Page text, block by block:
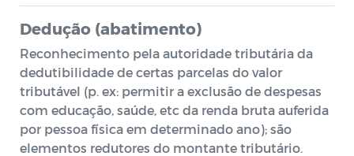
Dedução (abatimento)
Reconhecimento pela autoridade tributária da
dedutibilidade de certas parcelas do valor
tributável (p. ex: permitir a exclusão de despesas
com educação, saúde, etc da renda bruta auferida
por pessoa física em determinado ano); são
elementos redutores do montante tributário.